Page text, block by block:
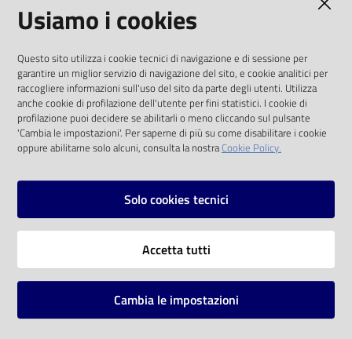
Catalogo
on line
Eventi
Chiedi al
bibliotecario
solo alle condizioni previste dalla direttiva
comunitaria 2003/98/CE e dal d.lgs. 36/2006
SOCIAL
Instagram
Vai alla pagina
Mappa del sito
Usiamo i cookies
Questo sito utilizza i cookie tecnici di navigazione e di sessione per
garantire un miglior servizio di navigazione del sito, e cookie analitici per
raccogliere informazioni sull'uso del sito da parte degli utenti. Utilizza
anche cookie di profilazione dell'utente per fini statistici. I cookie di
profilazione puoi decidere se abilitarli o meno cliccando sul pulsante
'Cambia le impostazioni'. Per saperne di più su come disabilitare i cookie
oppure abilitarne solo alcuni, consulta la nostraCookie Policy.
Solo cookies tecnici
Accetta tutti
Cambia le impostazioni